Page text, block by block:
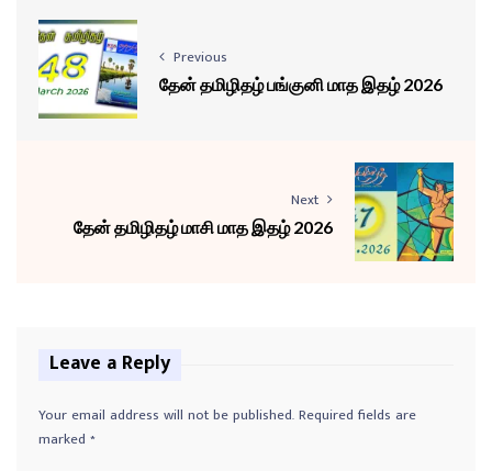
Previous
தேன் தமிழிதழ் பங்குனி மாத இதழ் 2026
Next
தேன் தமிழிதழ் மாசி மாத இதழ் 2026
Leave a Reply
Your email address will not be published.Required fields are
marked *